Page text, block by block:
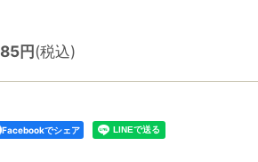
円(税込)
Facebookでシェア